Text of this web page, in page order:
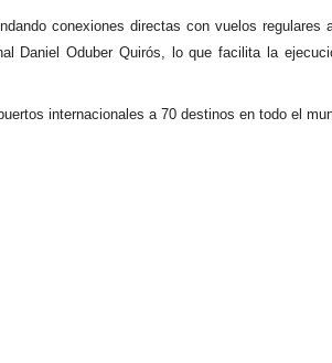
conexiones directas con vuelos regulares
Daniel Oduber Quirós, lo que facilita la
internacionales a 70 destinos en todo el